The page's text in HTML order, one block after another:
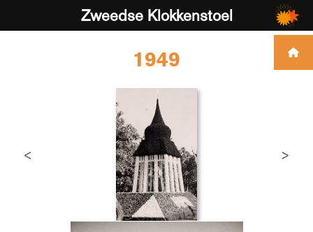
Zweedse Klokkenstoel
1949
< >